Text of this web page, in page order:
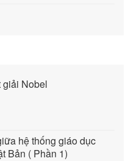
giải Nobel
hệ thống giáo dục
Bản ( Phần 1)